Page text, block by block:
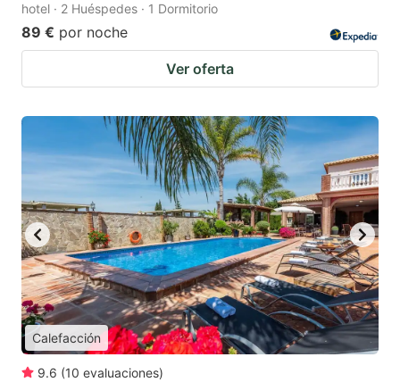
hotel · 2 Huéspedes · 1 Dormitorio
89 € por noche
Ver oferta
Calefacción
9.6 (10 evaluaciones)